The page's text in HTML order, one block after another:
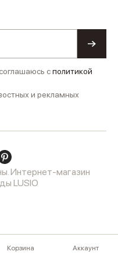
Корзина Аккаунт
сполитикой
и рекламных
Интернет-магазин
LUSIO